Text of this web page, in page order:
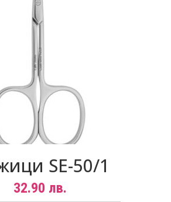
SE-50/1
32.90 лв.